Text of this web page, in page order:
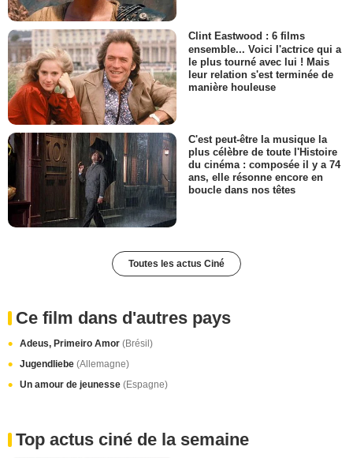
Clint Eastwood : 6 films
ensemble... Voici l'actrice qui a
le plus tourné avec lui ! Mais
leur relation s'est terminée de
manière houleuse
C'est peut-être la musique la
plus célèbre de toute l'Histoire
du cinéma : composée il y a 74
ans, elle résonne encore en
boucle dans nos têtes
Toutes les actus Ciné
Ce film dans d'autres pays
Adeus, Primeiro Amor (Brésil)
Jugendliebe (Allemagne)
Un amour de jeunesse (Espagne)
Top actus ciné de la semaine